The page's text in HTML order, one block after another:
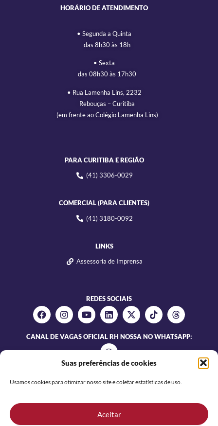
Suas preferências de cookies
Usamos cookies para otimizar nosso site e coletar estatísticas de uso.
Aceitar
HORÁRIO DE ATENDIMENTO
• Segunda a Quinta
das 8h30 às 18h
• Sexta
das 08h30 às 17h30
• Rua Lamenha Lins, 2232
Rebouças – Curitiba
(em frente ao Colégio Lamenha Lins)
PARA CURITIBA E REGIÃO
(41) 3306-0029
COMERCIAL (PARA CLIENTES)
(41) 3180-0092
LINKS
Assessoria de Imprensa
REDES SOCIAIS
CANAL DE VAGAS OFICIAL RH NOSSA NO WHATSAPP: